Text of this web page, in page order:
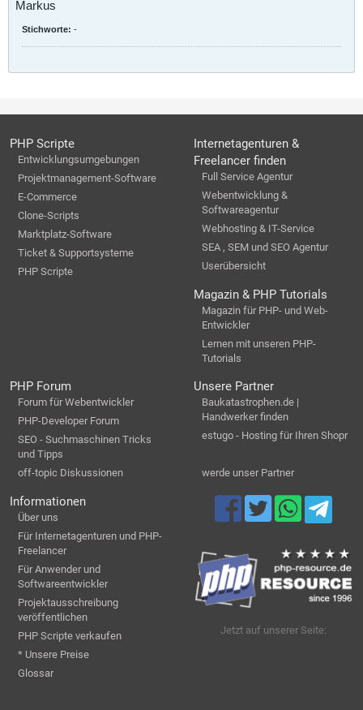
Markus
Stichworte: -
PHP Scripte
Entwicklungsumgebungen
Projektmanagement-Software
E-Commerce
Clone-Scripts
Marktplatz-Software
Ticket & Supportsysteme
PHP Scripte
Internetagenturen &
Freelancer finden
Full Service Agentur
Webentwicklung &
Softwareagentur
Webhosting & IT-Service
SEA , SEM und SEO Agentur
Userübersicht
Magazin & PHP Tutorials
Magazin für PHP- und Web-
Entwickler
Lernen mit unseren PHP-
Tutorials
PHP Forum
Forum für Webentwickler
PHP-Developer Forum
SEO - Suchmaschinen Tricks
und Tipps
off-topic Diskussionen
Unsere Partner
Baukatastrophen.de |
Handwerker finden
estugo - Hosting für Ihren Shopr
werde unser Partner
Informationen
Über uns
Für Internetagenturen und PHP-
Freelancer
Für Anwender und
Softwareentwickler
Projektausschreibung
veröffentlichen
PHP Scripte verkaufen
* Unsere Preise
Glossar
Jetzt auf unserer Seite: